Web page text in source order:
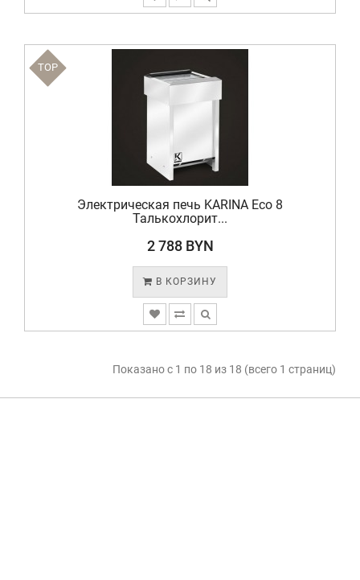
TOP
Электрическая печь KARINA Eco 8
Талькохлорит...
2 788 BYN
В КОРЗИНУ
Показано с 1 по 18 из 18 (всего 1 страниц)